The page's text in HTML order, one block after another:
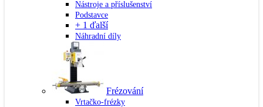
Nástroje a příslušenství
Podstavce
+ 1 ďalší
Náhradní díly
Frézování
Vrtačko-frézky